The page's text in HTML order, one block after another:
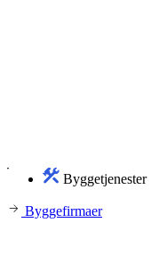
Byggetjenester
Byggefirmaer